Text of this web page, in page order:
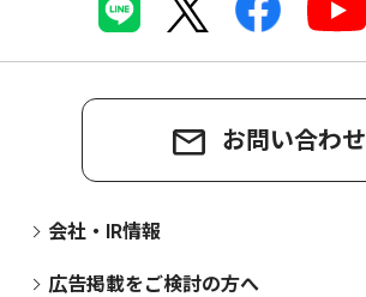
お問い合わせ
会社・IR情報
広告掲載をご検討の方へ